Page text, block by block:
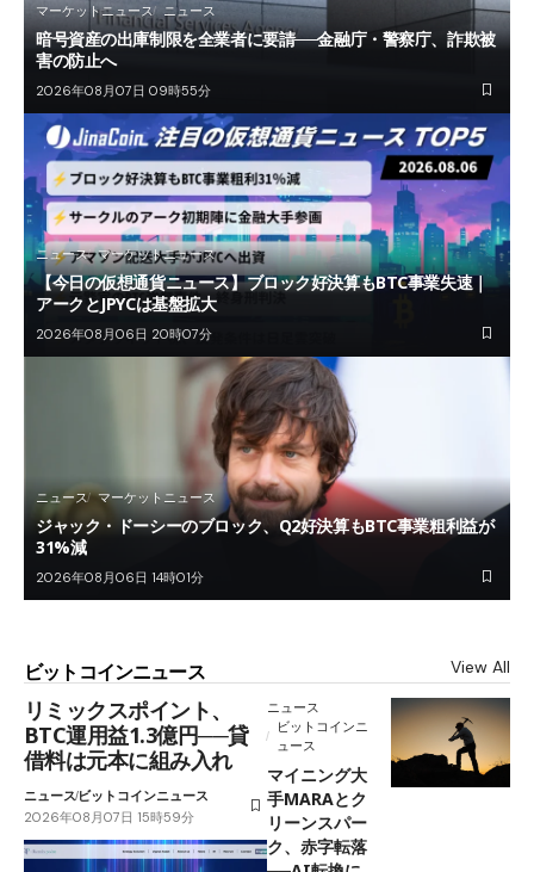
マーケットニュース ニュース
暗号資産の出庫制限を全業者に要請──金融庁・警察庁、詐欺被
害の防止へ
2026年08月07日 09時55分
ニュース マーケットニュース
【今日の仮想通貨ニュース】ブロック好決算もBTC事業失速｜
アークとJPYCは基盤拡大
2026年08月06日 20時07分
ニュース マーケットニュース
ジャック・ドーシーのブロック、Q2好決算もBTC事業粗利益が
31%減
2026年08月06日 14時01分
ビットコインニュース View All
リミックスポイント、
BTC運用益1.3億円──貸
借料は元本に組み入れ
ニュースビットコインニュース
2026年08月07日 15時59分
ニュース
ビットコインニ
ュース
マイニング大
手MARAとク
リーンスパー
ク、赤字転落